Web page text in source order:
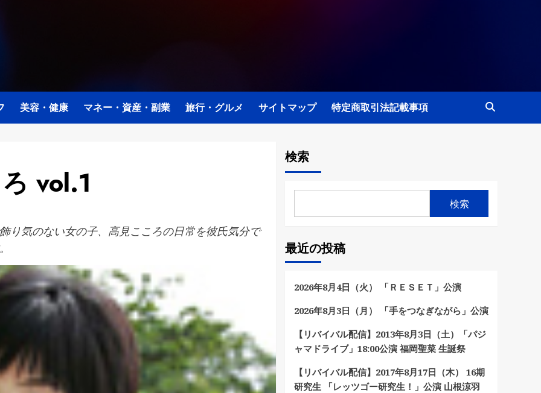
美容・健康 マネー・資産・副業 旅行・グルメ サイトマップ 特定商取引法記載事項
vol.1
り気のない女の子、高見こころの日常を彼氏気分で
検索
検索
最近の投稿
2026年8月4日（火） 「ＲＥＳＥＴ」公演
2026年8月3日（月） 「手をつなぎながら」公演
【リバイバル配信】2013年8月3日（土）「パジ
ャマドライブ」18:00公演 福岡聖菜 生誕祭
【リバイバル配信】2017年8月17日（木） 16期
研究生 「レッツゴー研究生！」公演 山根涼羽